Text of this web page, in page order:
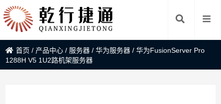
首页 / 产品中心 / 服务器 /华为服务器 /华为FusionServer Pro
1288H V5 1U2路机架服务器